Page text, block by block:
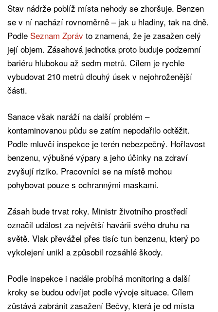
Stav nádrže poblíž místa nehody se zhoršuje. Benzen
se v ní nachází rovnoměrně – jak u hladiny, tak na dně.
Podle Seznam Zpráv to znamená, že je zasažen celý
její objem. Zásahová jednotka proto buduje podzemní
bariéru hlubokou až sedm metrů. Cílem je rychle
vybudovat 210 metrů dlouhý úsek v nejohroženější
části.
Sanace však naráží na další problém –
kontaminovanou půdu se zatím nepodařilo odtěžit.
Podle mluvčí inspekce je terén nebezpečný. Hořlavost
benzenu, výbušné výpary a jeho účinky na zdraví
zvyšují riziko. Pracovníci se na místě mohou
pohybovat pouze s ochrannými maskami.
Zásah bude trvat roky. Ministr životního prostředí
označil událost za největší havárii svého druhu na
světě. Vlak převážel přes tisíc tun benzenu, který po
vykolejení unikl a způsobil rozsáhlé škody.
Podle inspekce i nadále probíhá monitoring a další
kroky se budou odvíjet podle vývoje situace. Cílem
zůstává zabránit zasažení Bečvy, která je od místa